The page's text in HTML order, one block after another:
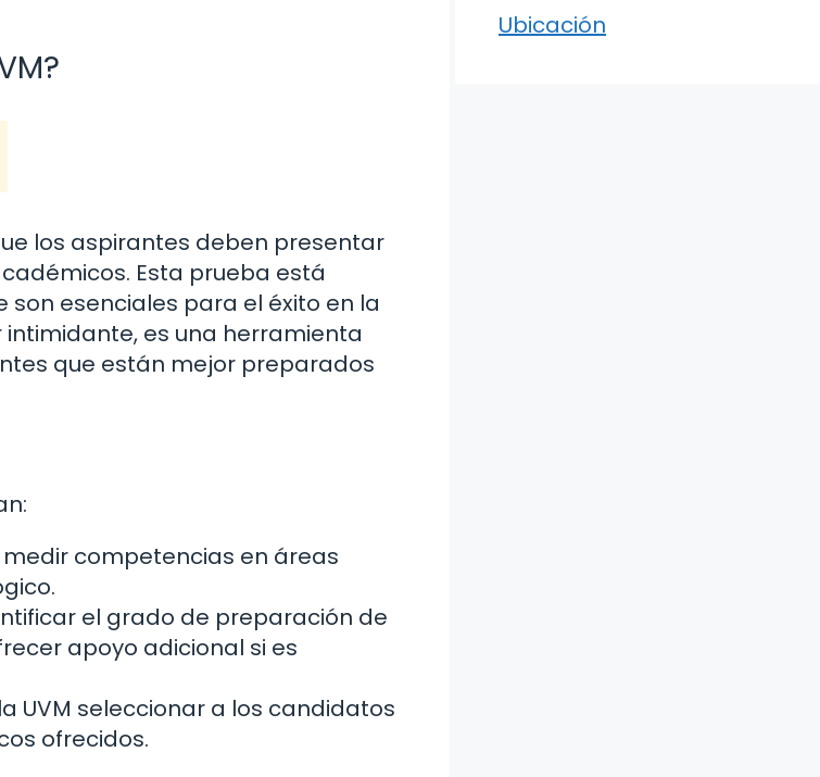
los aspirantes deben presentar
Esta prueba está
esenciales para el éxito en la
es una herramienta
que están mejor preparados
medir competencias en áreas
el grado de preparación de
apoyo adicional si es
UVM seleccionar a los candidatos
ofrecidos.
Ubicación